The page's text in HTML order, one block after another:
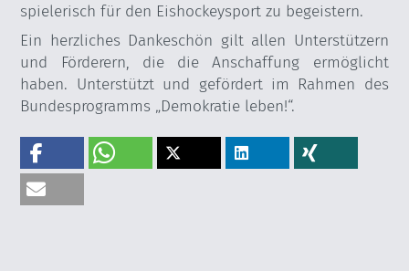
spielerisch für den Eishockeysport zu begeistern.
Ein herzliches Dankeschön gilt allen Unterstützern
und Förderern, die die Anschaffung ermöglicht
haben. Unterstützt und gefördert im Rahmen des
Bundesprogramms „Demokratie leben!“.